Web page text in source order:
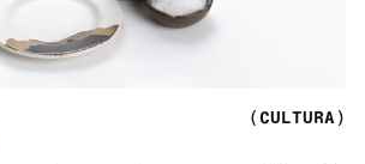
(CULTURA)